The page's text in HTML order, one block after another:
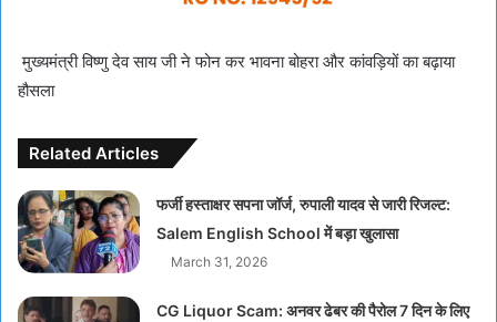
मुख्यमंत्री विष्णु देव साय जी ने फोन कर भावना बोहरा और कांवड़ियों का बढ़ाया
हौसला
Related Articles
फर्जी हस्ताक्षर सपना जॉर्ज, रुपाली यादव से जारी रिजल्ट:
Salem English School में बड़ा खुलासा
March 31, 2026
CG Liquor Scam: अनवर ढेबर की पैरोल 7 दिन के लिए